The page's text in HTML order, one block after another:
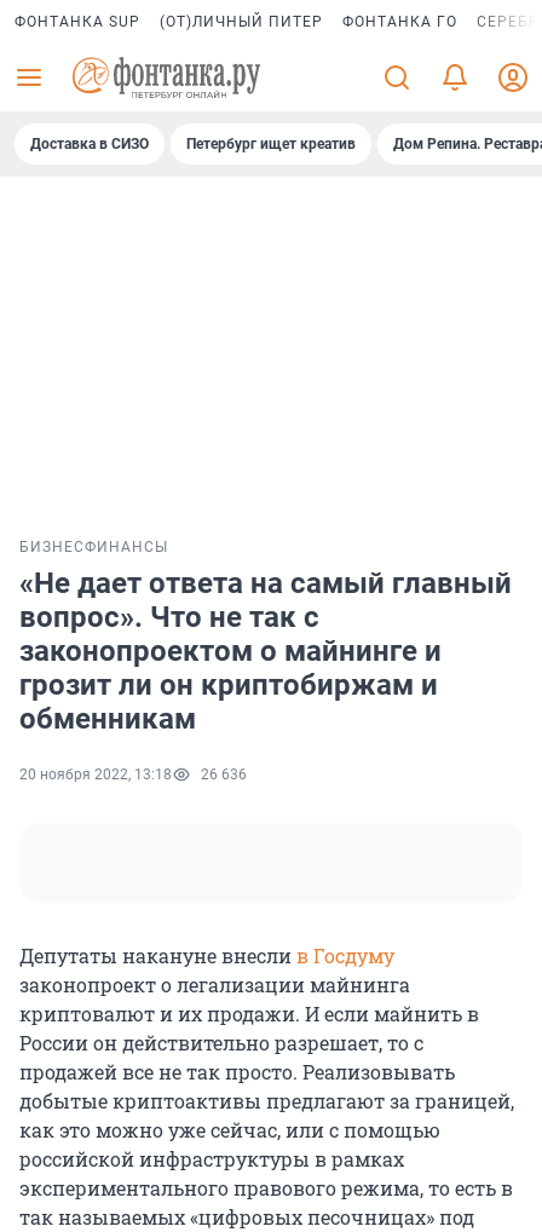
ФОНТАНКА SUP (ОТ)ЛИЧНЫЙ ПИТЕР ФОНТАНКА ГО
Доставка в СИЗО Петербург ищет креатив Дом Репина.
БИЗНЕСФИНАНСЫ
«Не дает ответа на самый главный
вопрос». Что не так с
законопроектом о майнинге и
грозит ли он криптобиржам и
обменникам
20 ноября 2022, 13:18 26 636
Депутаты накануне внеслив Госдуму
законопроект о легализации майнинга
криптовалют и их продажи. И если майнить в
России он действительно разрешает, то с
продажей все не так просто. Реализовывать
добытые криптоактивы предлагают за границей,
как это можно уже сейчас, или с помощью
российской инфраструктуры в рамках
экспериментального правового режима, то есть в
так называемых «цифровых песочницах» под